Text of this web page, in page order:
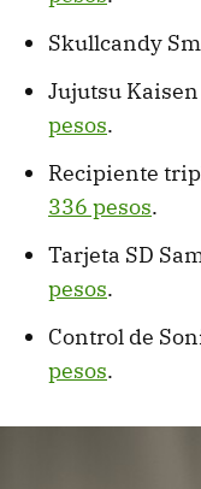
Skullcandy
Jujutsu
pesos.
Recipiente
336 pesos.
Tarjeta SD
pesos.
Control de
pesos.